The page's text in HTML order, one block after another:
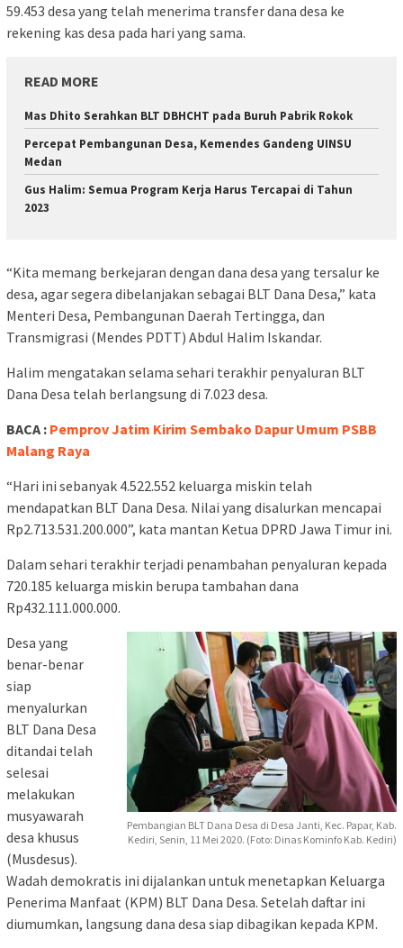
59.453 desa yang telah menerima transfer dana desa ke
rekening kas desa pada hari yang sama.
READ MORE
Mas Dhito Serahkan BLT DBHCHT pada Buruh Pabrik Rokok
Percepat Pembangunan Desa, Kemendes Gandeng UINSU
Medan
Gus Halim: Semua Program Kerja Harus Tercapai di Tahun
2023
“Kita memang berkejaran dengan dana desa yang tersalur ke
desa, agar segera dibelanjakan sebagai BLT Dana Desa,” kata
Menteri Desa, Pembangunan Daerah Tertingga, dan
Transmigrasi (Mendes PDTT) Abdul Halim Iskandar.
Halim mengatakan selama sehari terakhir penyaluran BLT
Dana Desa telah berlangsung di 7.023 desa.
BACA : Pemprov Jatim Kirim Sembako Dapur Umum PSBB
Malang Raya
“Hari ini sebanyak 4.522.552 keluarga miskin telah
mendapatkan BLT Dana Desa. Nilai yang disalurkan mencapai
Rp2.713.531.200.000”, kata mantan Ketua DPRD Jawa Timur ini.
Dalam sehari terakhir terjadi penambahan penyaluran kepada
720.185 keluarga miskin berupa tambahan dana
Rp432.111.000.000.
Pembangian BLT Dana Desa di Desa Janti, Kec. Papar, Kab.
Kediri, Senin, 11 Mei 2020. (Foto: Dinas Kominfo Kab. Kediri)
Desa yang
benar-benar
siap
menyalurkan
BLT Dana Desa
ditandai telah
selesai
melakukan
musyawarah
desa khusus
(Musdesus).
Wadah demokratis ini dijalankan untuk menetapkan Keluarga
Penerima Manfaat (KPM) BLT Dana Desa. Setelah daftar ini
diumumkan, langsung dana desa siap dibagikan kepada KPM.